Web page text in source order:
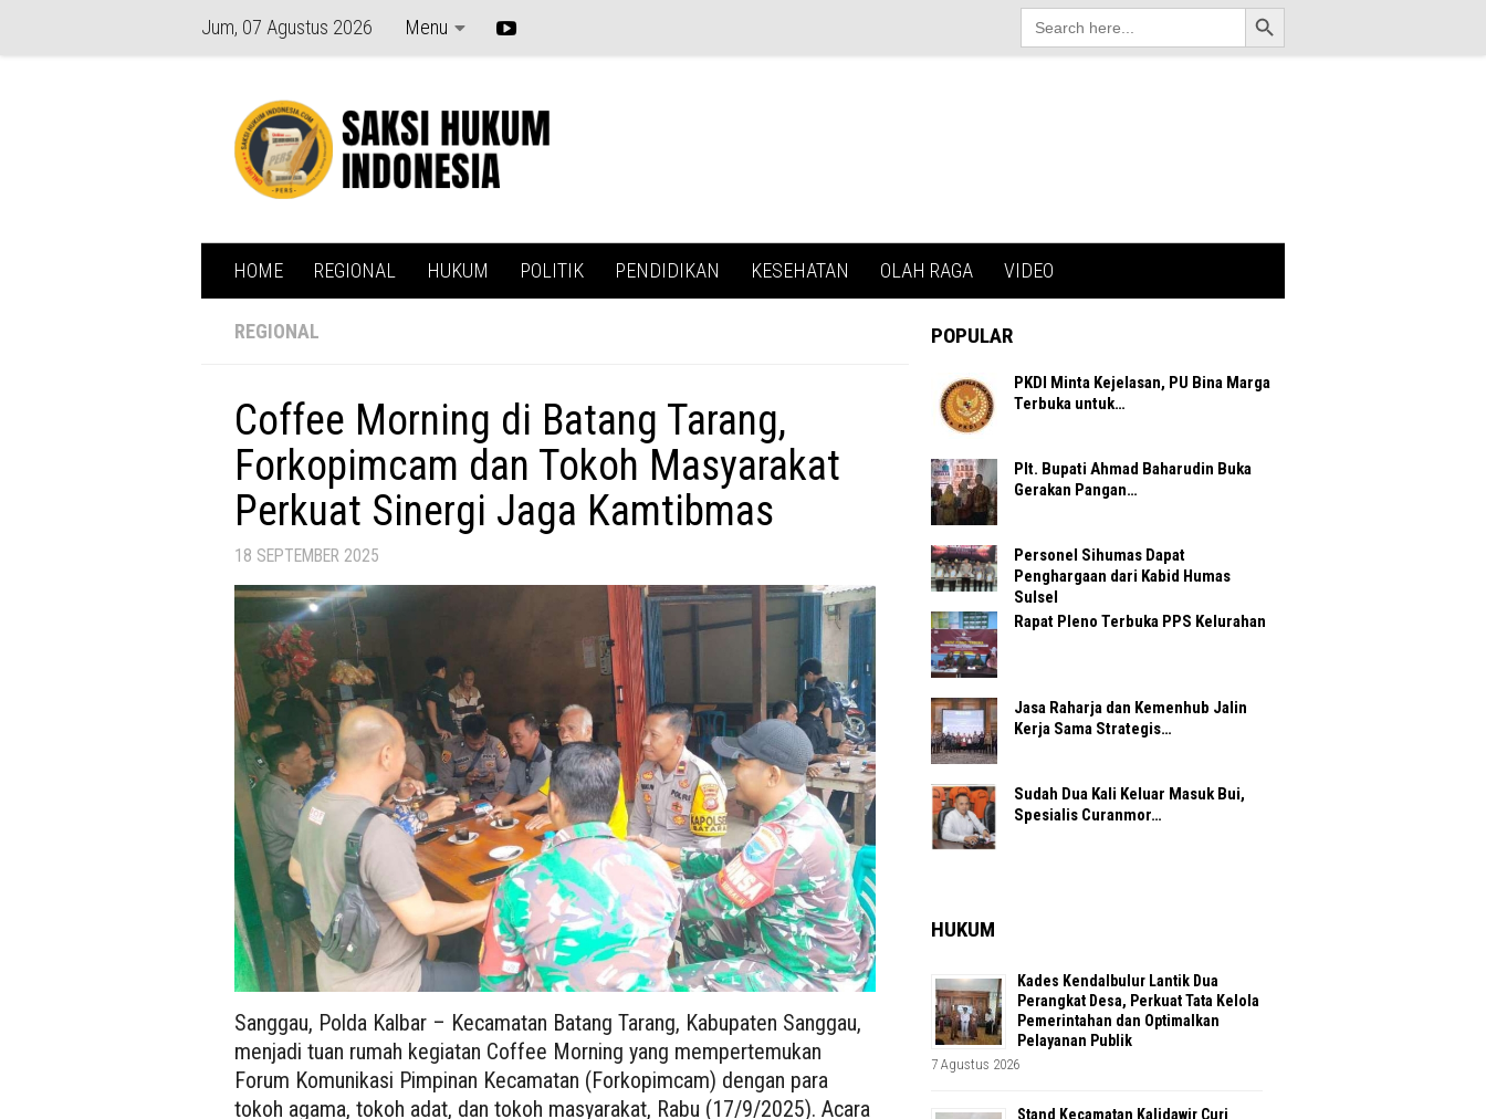
Jum, 07 Agustus 2026 Menu
Search
for:
Search Button
HOME REGIONAL HUKUM POLITIK PENDIDIKAN KESEHATAN OLAH RAGA VIDEO
REGIONAL
Coffee Morning di Batang Tarang,
Forkopimcam dan Tokoh Masyarakat
Perkuat Sinergi Jaga Kamtibmas
18 SEPTEMBER 2025
Sanggau, Polda Kalbar – Kecamatan Batang Tarang, Kabupaten Sanggau,
menjadi tuan rumah kegiatan Coffee Morning yang mempertemukan
Forum Komunikasi Pimpinan Kecamatan (Forkopimcam) dengan para
tokoh agama, tokoh adat, dan tokoh masyarakat, Rabu (17/9/2025). Acara
POPULAR
PKDI Minta Kejelasan, PU Bina Marga
Terbuka untuk…
Plt. Bupati Ahmad Baharudin Buka
Gerakan Pangan…
Personel Sihumas Dapat
Penghargaan dari Kabid Humas
Sulsel
Rapat Pleno Terbuka PPS Kelurahan
Jasa Raharja dan Kemenhub Jalin
Kerja Sama Strategis…
Sudah Dua Kali Keluar Masuk Bui,
Spesialis Curanmor…
HUKUM
Kades Kendalbulur Lantik Dua
Perangkat Desa, Perkuat Tata Kelola
Pemerintahan dan Optimalkan
Pelayanan Publik
7 Agustus 2026
Stand Kecamatan Kalidawir Curi